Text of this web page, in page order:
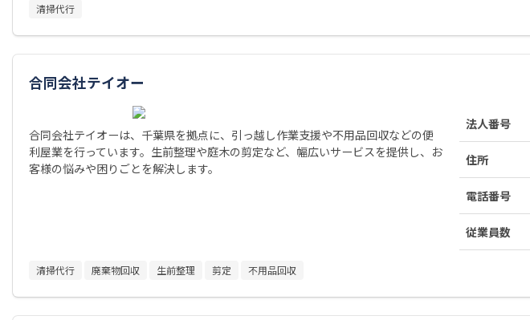
清掃代行
合同会社テイオー
合同会社テイオーは、千葉県を拠点に、引っ越し作業支援や不用品回収などの便
利屋業を行っています。生前整理や庭木の剪定など、幅広いサービスを提供し、お
客様の悩みや困りごとを解決します。
法人番号
住所
電話番号
従業員数
清掃代行 廃棄物回収 生前整理 剪定 不用品回収